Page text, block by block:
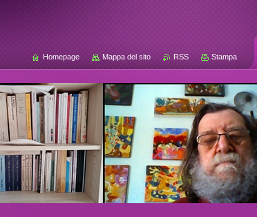
Homepage Mappa del sito RSS Stampa